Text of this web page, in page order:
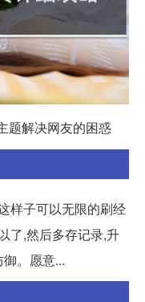
题解决网友的困惑
样子可以无限的刷经
了,然后多存记录,升
。愿意...